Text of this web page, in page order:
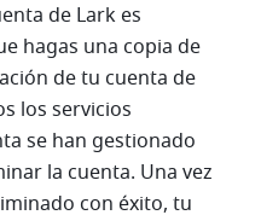
de Lark es
hagas una copia de
de tu cuenta de
los servicios
se han gestionado
la cuenta. Una vez
con éxito, tu